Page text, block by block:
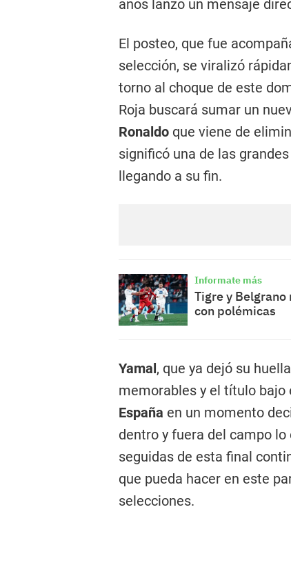
años lanzó un mensaje
El posteo, que fue
selección, se viralizó
torno al choque de este
Roja buscará sumar un
Ronaldo que viene de
significó una de las
llegando a su fin.
Informate más
Tigre y
con polémicas
Yamal, que ya dejó su
memorables y el título bajo
España en un momento
dentro y fuera del campo
seguidas de esta final
que pueda hacer en este
selecciones.